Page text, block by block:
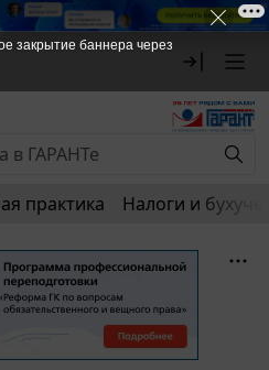
практика Налоги и
закрытие баннера через